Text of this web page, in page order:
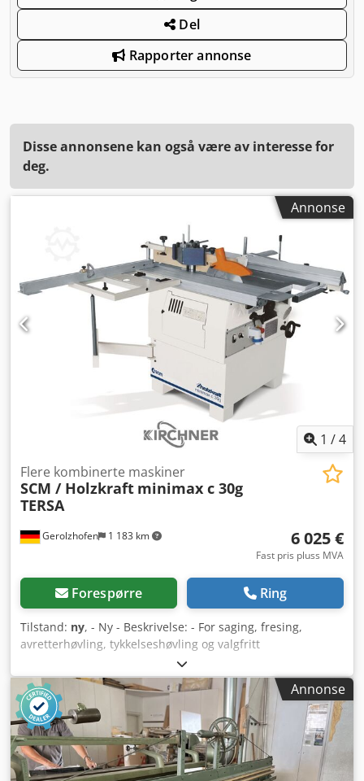
Del
Rapporter annonse
Disse annonsene kan også være av interesse for
deg.
Annonse
1 /4
Gerolzhofen 1 183 km
Flere kombinerte maskiner
SCM / Holzkraft minimax c 30g
TERSA
6 025 €
Fast pris pluss MVA
Forespørre Ring
Tilstand: ny, - Ny - Beskrivelse: - For saging, fresing,
avretterhøvling, tykkelseshøvling og valgfritt
langhullsboring - Arbeidsbordene er laget av sterkt ribbet
grått støpejern og understellet av sveiset stål, som gir
torsjonsstivhet og vibrasjonsfri drift - Unik i denne
ytelsesklassen: lettgående formatskyveslede i eloksert
aluminium med kulekontaktsystem - Vippbart sagblad fra
90° til 45° - Bordutlegg med graderskala og aluminium
anslagslinjal for gjæringskutt på plater og store
Annonse